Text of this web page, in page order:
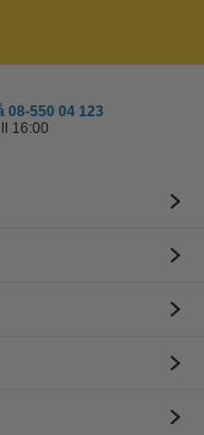
08-550 04 123
16:00